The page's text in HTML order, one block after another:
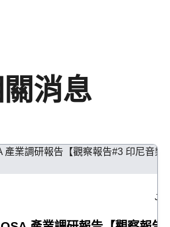
消息
Jul